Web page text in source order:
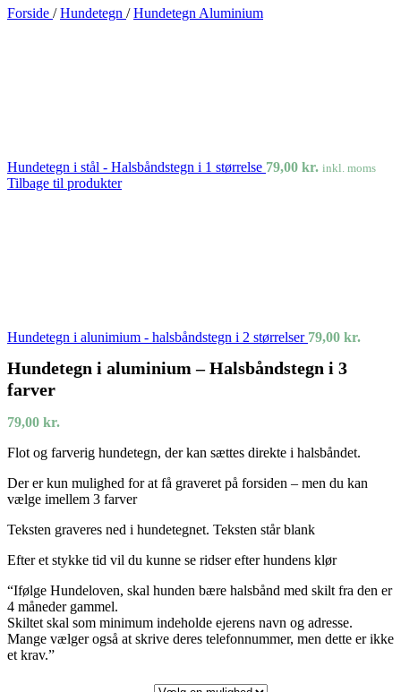
Forside / Hundetegn / Hundetegn Aluminium
Hundetegn i stål - Halsbåndstegn i 1 størrelse 79,00 kr. inkl. moms
Tilbage til produkter
Hundetegn i alunimium - halsbåndstegn i 2 størrelser 79,00 kr.
Hundetegn i aluminium – Halsbåndstegn i 3
farver
79,00 kr.
Flot og farverig hundetegn, der kan sættes direkte i halsbåndet.
Der er kun mulighed for at få graveret på forsiden – men du kan
vælge imellem 3 farver
Teksten graveres ned i hundetegnet. Teksten står blank
Efter et stykke tid vil du kunne se ridser efter hundens klør
“Ifølge Hundeloven, skal hunden bære halsbånd med skilt fra den er
4 måneder gammel.
Skiltet skal som minimum indeholde ejerens navn og adresse.
Mange vælger også at skrive deres telefonnummer, men dette er ikke
et krav.”